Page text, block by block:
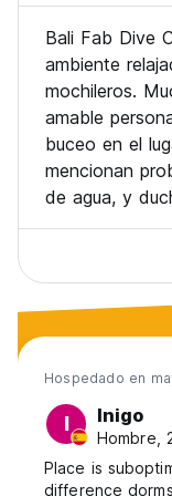
Bali Fab Dive
ambiente
mochileros.
amable
buceo en el
mencionan
de agua, y
Hospedado en
I Inigo
Hombre,
Place is
difference